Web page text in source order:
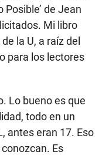
Posible’ de Jean
Mi libro
la U, a raíz del
para los lectores
Lo bueno es que
todo en un
antes eran 17. Eso
Es